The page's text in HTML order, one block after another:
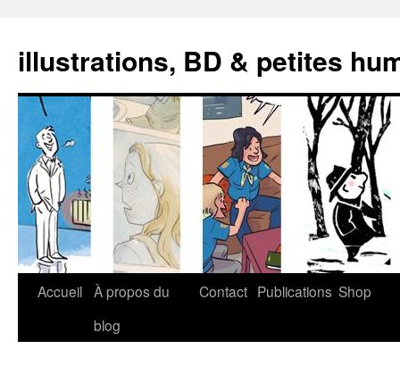
illustrations, BD & petites
Aller
Accueil À propos du
blog
Contact Publications Shop